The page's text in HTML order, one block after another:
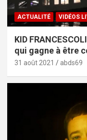
ACTUALITÉ VIDÉOS
KID
qui gagne à être
31 août 2021 abds69